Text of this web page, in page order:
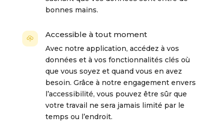
bonnes mains.
Accessible à tout moment
Avec notre application, accédez à vos
données et à vos fonctionnalités clés où
que vous soyez et quand vous en avez
besoin. Grâce à notre engagement envers
l’accessibilité, vous pouvez être sûr que
votre travail ne sera jamais limité par le
temps ou l’endroit.